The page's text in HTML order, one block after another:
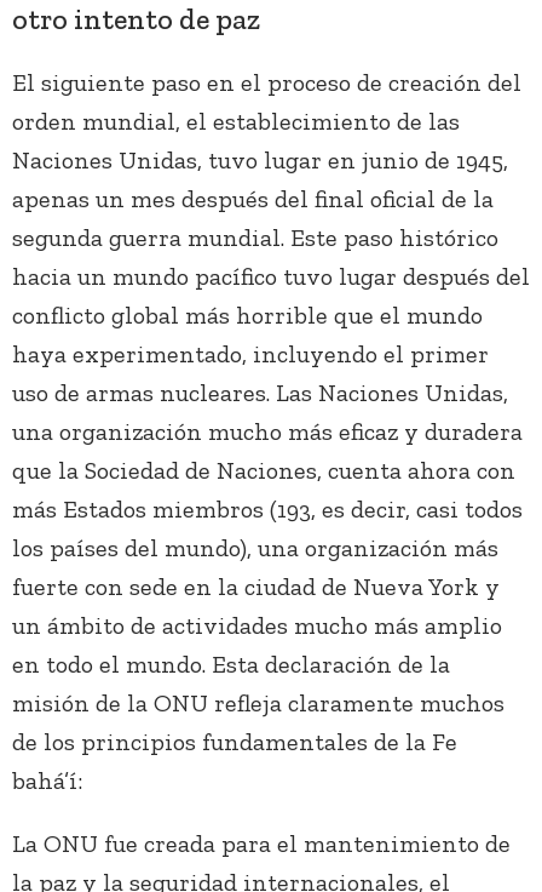
otro intento de paz
El siguiente paso en el proceso de creación del
orden mundial, el establecimiento de las
Naciones Unidas, tuvo lugar en junio de 1945,
apenas un mes después del final oficial de la
segunda guerra mundial. Este paso histórico
hacia un mundo pacífico tuvo lugar después del
conflicto global más horrible que el mundo
haya experimentado, incluyendo el primer
uso de armas nucleares. Las Naciones Unidas,
una organización mucho más eficaz y duradera
que la Sociedad de Naciones, cuenta ahora con
más Estados miembros (193, es decir, casi todos
los países del mundo), una organización más
fuerte con sede en la ciudad de Nueva York y
un ámbito de actividades mucho más amplio
en todo el mundo. Esta declaración de la
misión de la ONU refleja claramente muchos
de los principios fundamentales de la Fe
bahá’í:
La ONU fue creada para el mantenimiento de
la paz y la seguridad internacionales, el